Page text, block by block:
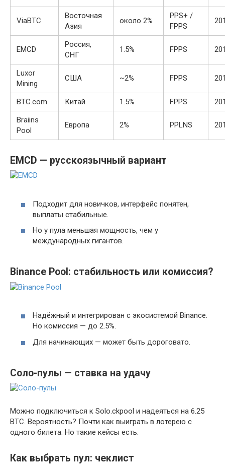
ViaBTC
Восточная
Азия
около 2%
PPS+ /
FPPS
EMCD
Россия,
СНГ
1.5% FPPS
Luxor
Mining
США ~2% FPPS
BTC.com Китай 1.5% FPPS
Braiins
Pool
Европа 2% PPLNS
EMCD — русскоязычный вариант
Подходит для новичков, интерфейс понятен,
выплаты стабильные.
Но у пула меньшая мощность, чем у
международных гигантов.
Binance Pool: стабильность или комиссия?
Надёжный и интегрирован с экосистемой Binance.
Но комиссия — до 2.5%.
Для начинающих — может быть дороговато.
Соло-пулы — ставка на удачу
Можно подключиться к Solo.ckpool и надеяться на 6.25
BTC. Вероятность? Почти как выиграть в лотерею с
одного билета. Но такие кейсы есть.
Как выбрать пул: чеклист